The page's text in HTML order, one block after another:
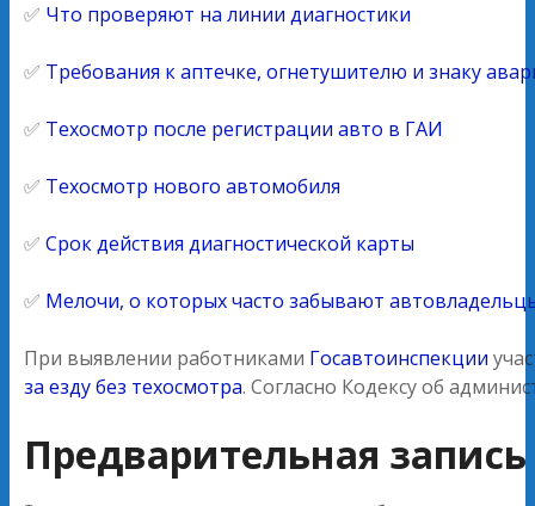
✅ Что проверяют на линии диагностики
✅ Требования к аптечке, огнетушителю и знаку
✅ Техосмотр после регистрации авто в ГАИ
✅ Техосмотр нового автомобиля
✅ Срок действия диагностической карты
✅ Мелочи, о которых часто забывают
При выявлении работниками Госавтоинспекции
за езду без техосмотра. Согласно Кодексу об
Предварительная